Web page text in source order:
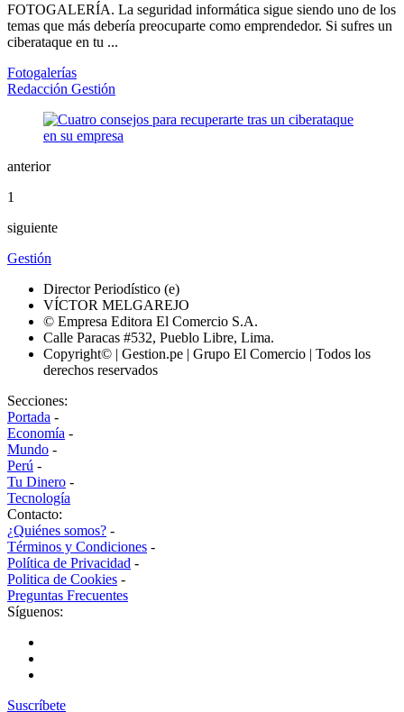
FOTOGALERÍA. La seguridad informática sigue siendo uno de los
temas que más debería preocuparte como emprendedor. Si sufres un
ciberataque en tu ...
Fotogalerías
Redacción Gestión
anterior
1
siguiente
Gestión
Director Periodístico (e)
VÍCTOR MELGAREJO
© Empresa Editora El Comercio S.A.
Calle Paracas #532, Pueblo Libre, Lima.
Copyright© | Gestion.pe | Grupo El Comercio | Todos los
derechos reservados
Secciones:
Portada -
Economía -
Mundo -
Perú -
Tu Dinero -
Tecnología
Contacto:
¿Quiénes somos? -
Términos y Condiciones -
Política de Privacidad -
Politica de Cookies -
Preguntas Frecuentes
Síguenos:
Suscríbete